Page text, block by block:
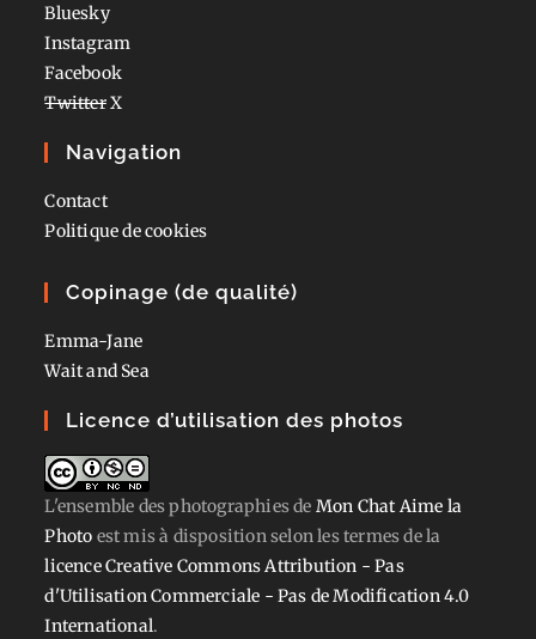
Bluesky
Instagram
Facebook
TwitterX
Navigation
Contact
Politique de cookies
Copinage (de qualité)
Emma-Jane
Wait and Sea
Licence d’utilisation des photos
L'ensemble des photographiesde Mon Chat Aime la
Photo est mis à disposition selon les termes de la
licence Creative Commons Attribution - Pas
d'Utilisation Commerciale - Pas de Modification 4.0
International.